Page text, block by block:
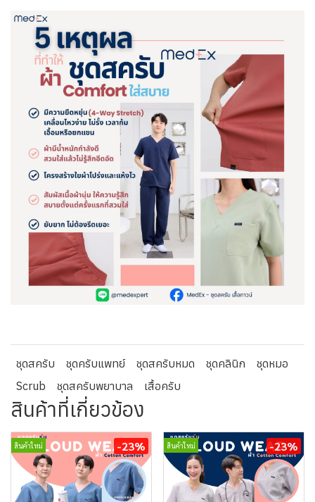
ชุดสครับ ชุดครับแพทย์ ชุดสครับหมด ชุดคลินิก
ชุดหมอ
Scrub
ชุดสครับพยาบาล เสื้อครับ
สินค้าที่เกี่ยวข้อง
สินค้าใหม่ -23% สินค้าใหม่ -23%